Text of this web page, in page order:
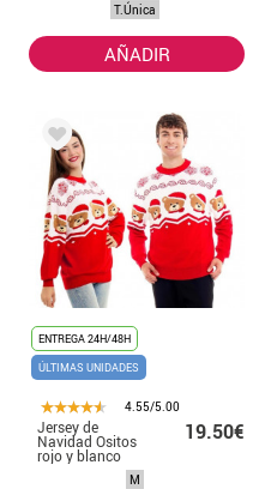
T.Única
AÑADIR
ENTREGA 24H/48H
ÚLTIMAS UNIDADES
4.55/5.00
Jersey de
Navidad Ositos
rojo y blanco
para adulto
19.50€
M